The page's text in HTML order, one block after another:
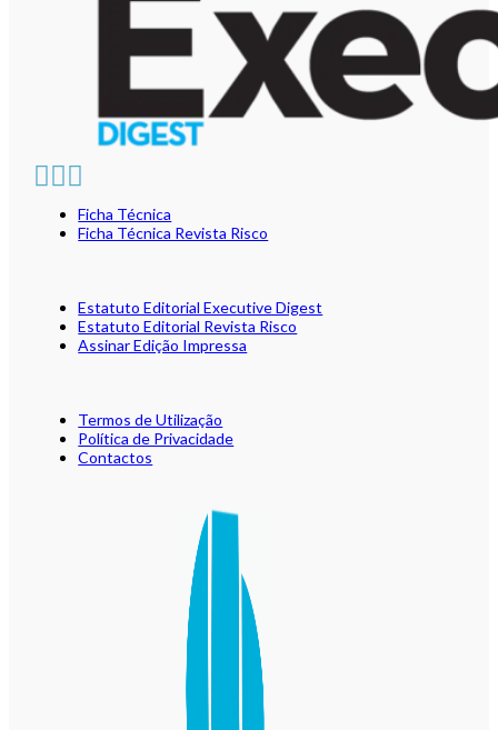
Ficha Técnica
Ficha Técnica Revista Risco
Estatuto Editorial Executive Digest
Estatuto Editorial Revista Risco
Assinar Edição Impressa
Termos de Utilização
Política de Privacidade
Contactos